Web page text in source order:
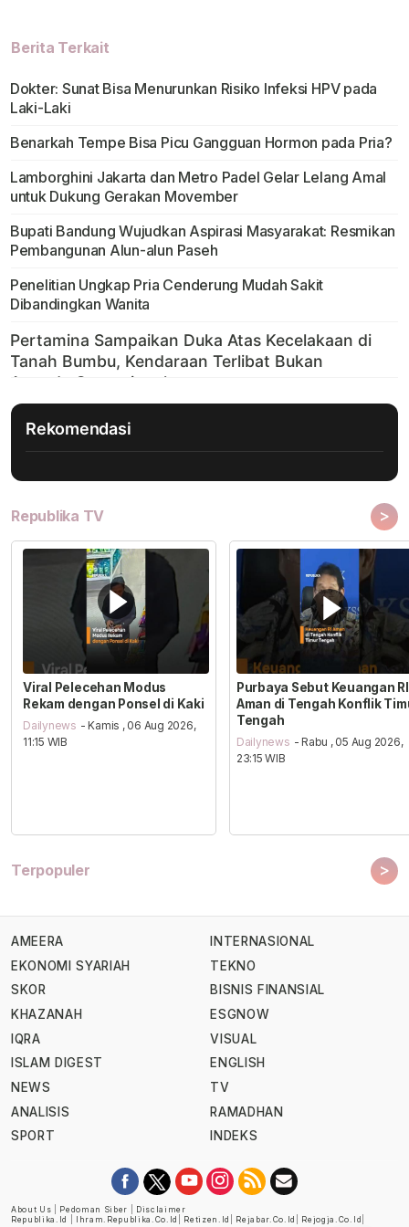
Berita Terkait
Dokter: Sunat Bisa Menurunkan Risiko Infeksi HPV pada
Laki-Laki
Benarkah Tempe Bisa Picu Gangguan Hormon pada Pria?
Lamborghini Jakarta dan Metro Padel Gelar Lelang Amal
untuk Dukung Gerakan Movember
Bupati Bandung Wujudkan Aspirasi Masyarakat: Resmikan
Pembangunan Alun-alun Paseh
Penelitian Ungkap Pria Cenderung Mudah Sakit
Dibandingkan Wanita
Rekomendasi
Republika TV >
Viral Pelecehan Modus
Rekam dengan Ponsel di Kaki
Dailynews - Kamis , 06 Aug 2026,
11:15 WIB
Purbaya Sebut Keuangan RI
Aman di Tengah Konflik
Tengah
Dailynews - Rabu , 05 Aug 2026,
23:15 WIB
Terpopuler >
AMEERA
EKONOMI SYARIAH
SKOR
KHAZANAH
IQRA
ISLAM DIGEST
NEWS
ANALISIS
SPORT
INTERNASIONAL
TEKNO
BISNIS FINANSIAL
ESGNOW
VISUAL
ENGLISH
TV
RAMADHAN
INDEKS
About Us Pedoman Siber
Disclaimer
Republika.id
Ihram.republika.co.id Retizen.id Rejabar.co.id Rejogja.co.id